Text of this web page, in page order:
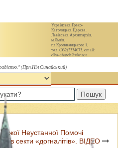
Українська Греко-
Католицька Церква.
Львівська Архиєпархія,
м.Львів,
пл.Кропивницького 1,
тел. (032)2334073, email:
olha-church@ukr.net
(Прп.Ніл Синайський)
Пошук
Неустанної Помочі
секти «догналітів». ВІДЕО